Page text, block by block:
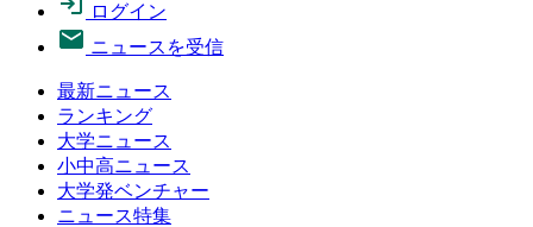
ログイン
ニュースを受信
最新ニュース
ランキング
大学ニュース
小中高ニュース
大学発ベンチャー
ニュース特集